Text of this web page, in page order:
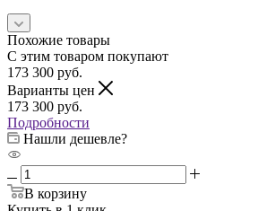
Похожие товары
С этим товаром покупают
173 300 руб.
Варианты цен
173 300 руб.
Подробности
Нашли дешевле?
В корзину